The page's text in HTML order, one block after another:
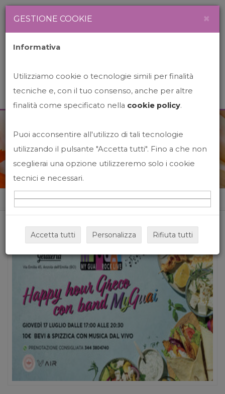
News&Events
Home News&events Happy Hour Greco Con Band Myguai
GESTIONE COOKIE ×
Informativa
Utilizziamo cookie o tecnologie simili per finalità
tecniche e, con il tuo consenso, anche per altre
finalità come specificato nella cookie policy.
Puoi acconsentire all'utilizzo di tali tecnologie
utilizzando il pulsante "Accetta tutti". Fino a che non
sceglierai una opzione utilizzeremo solo i cookie
tecnici e necessari.
Accetta tutti Personalizza Rifiuta tutti